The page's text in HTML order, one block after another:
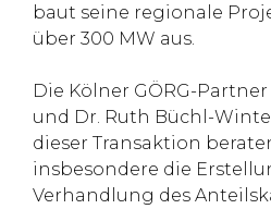
baut seine regionale
über 300 MW aus.
Die Kölner GÖRG-
und Dr. Ruth Büchl-
dieser Transaktion
insbesondere die
Verhandlung des